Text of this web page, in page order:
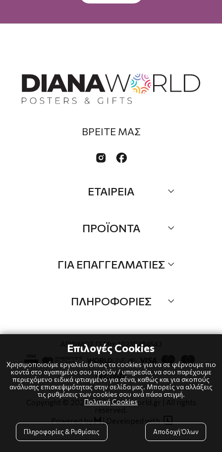
ΒΡΕΙΤΕ ΜΑΣ
 
ΕΤΑΙΡΕΙΑ
Επικοινωνία
ΠΡΟΪΟΝΤΑ
Προσφορές
Brands
ΓΙΑ ΕΠΑΓΓΕΛΜΑΤΙΕΣ
Λογαριαμός
Τρόποι πληρωμής
Επιστροφές
ΠΛΗΡΟΦΟΡΙΕΣ
Πολιτική Απορρήτου
Copyright © 2024-2026 dianaworld.gr | All rights
Powered by
| Developed with
ΑΡΙΘΜΟΣ ΓΕΜΗ: 10239484543
Επιλογές Cookies
Χρησιμοποιούμε εργαλεία όπως τα cookies για να σε φέρνουμε πιο
κοντά στο αγαπημένο σου προϊόν / υπηρεσία, να σου παρέχουμε
περιεχόμενο ειδικά φτιαγμένο για σένα, καθώς και για σκοπούς
ανάλυσης επισκεψιμότητας στην σελίδα μας. Μπορείς να αλλάξεις
τις ρυθμίσεις των cookies σου ανά πάσα στιγμή.
Πολιτική Cookies
Πληροφορίες & Ρυθμίσεις Αποδοχή Όλων